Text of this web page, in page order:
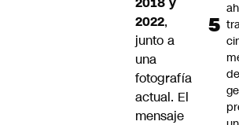
2022,
junto a
una
fotografía
actual. El
mensaje
de